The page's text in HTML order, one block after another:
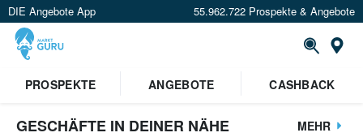
DIE Angebote App 55.962.722 Prospekte & Angebote
PROSPEKTE
ANGEBOTE CASHBACK
GESCHÄFTE IN DEINER NÄHE MEHR